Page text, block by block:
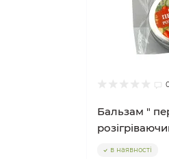
Бальзам "
в наявності